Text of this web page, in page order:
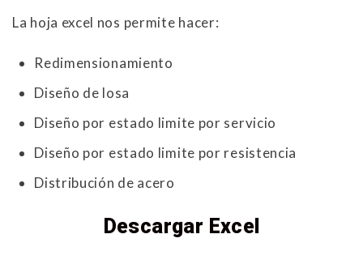
La hoja excel nos permite hacer:
Redimensionamiento
Diseño de losa
Diseño por estado limite por servicio
Diseño por estado limite por resistencia
Distribución de acero
Descargar Excel